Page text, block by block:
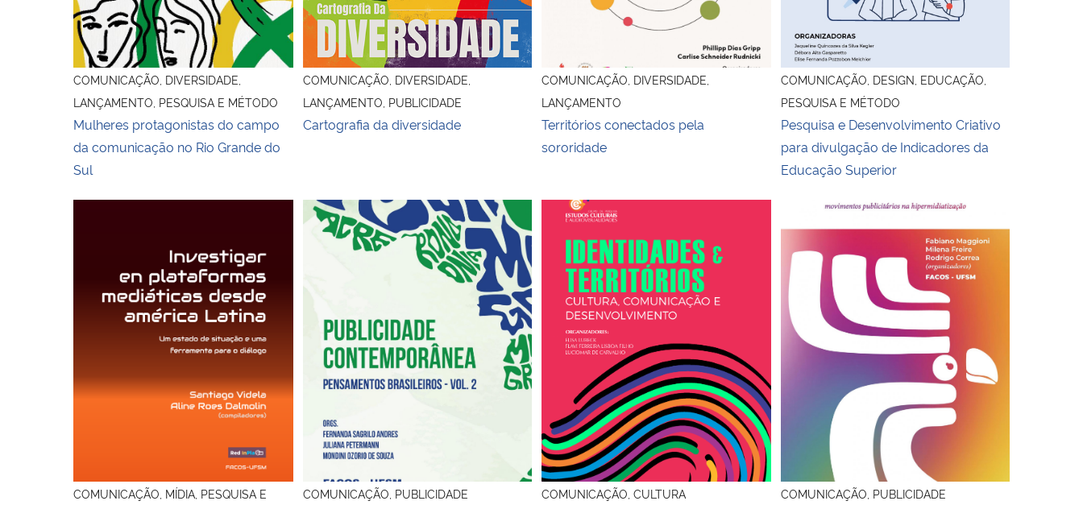
COMUNICAÇÃO, DIVERSIDADE,
LANÇAMENTO, PESQUISA E MÉTODO
Mulheres protagonistas do campo
da comunicação no Rio Grande do
Sul
COMUNICAÇÃO, DIVERSIDADE,
LANÇAMENTO, PUBLICIDADE
Cartografia da diversidade
COMUNICAÇÃO, DIVERSIDADE,
LANÇAMENTO
Territórios conectados pela
sororidade
COMUNICAÇÃO, DESIGN, EDUCAÇÃO,
PESQUISA E MÉTODO
Pesquisa e Desenvolvimento Criativo
para divulgação de Indicadores da
Educação Superior
COMUNICAÇÃO, MÍDIA, PESQUISA E
Capa do livro Publicidade contemporânea - volume 2
COMUNICAÇÃO, PUBLICIDADE
Capa do livro Identidades e territórios
COMUNICAÇÃO, CULTURA
capa do livro Apreender publicidade
COMUNICAÇÃO, PUBLICIDADE